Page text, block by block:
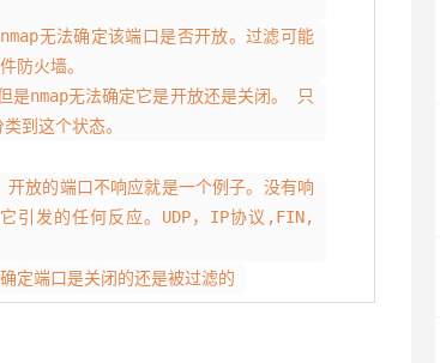
无法确定该端口是否开放。过滤可能
防火墙。
nmap无法确定它是开放还是关闭。 只
到这个状态。
的端口不响应就是一个例子。没有响
引发的任何反应。UDP，IP协议,FIN,
端口是关闭的还是被过滤的